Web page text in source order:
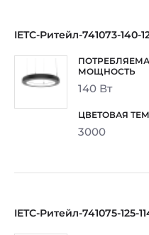
IETC-Ритейл-741073-140-
140 Вт
3000
IETC-Ритейл-741075-125-